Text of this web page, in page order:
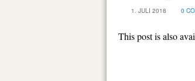
1. JULI 2018 0
This post is also